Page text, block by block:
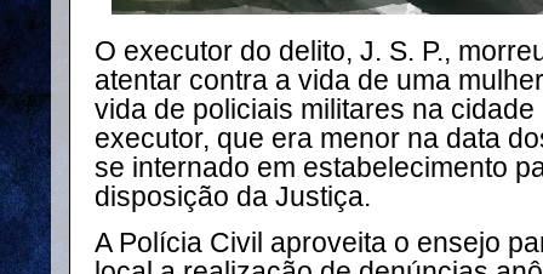
O executor do delito, J. S. P.,
atentar contra a vida de uma
vida de policiais militares na
executor, que era menor na data
se internado em estabelecimento
disposição da Justiça.
A Polícia Civil aproveita o ensejo